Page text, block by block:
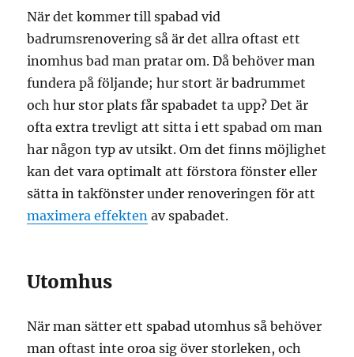
När det kommer till spabad vid
badrumsrenovering så är det allra oftast ett
inomhus bad man pratar om. Då behöver man
fundera på följande; hur stort är badrummet
och hur stor plats får spabadet ta upp? Det är
ofta extra trevligt att sitta i ett spabad om man
har någon typ av utsikt. Om det finns möjlighet
kan det vara optimalt att förstora fönster eller
sätta in takfönster under renoveringen för att
maximera effekten av spabadet.
Utomhus
När man sätter ett spabad utomhus så behöver
man oftast inte oroa sig över storleken, och